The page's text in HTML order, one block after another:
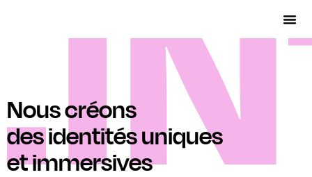
Nous créons
des identités uniques
et immersives